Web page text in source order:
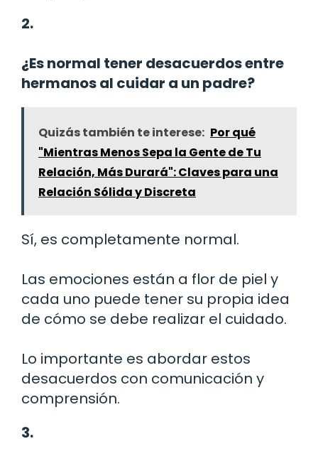
2.
¿Es normal tener desacuerdos entre
hermanos al cuidar a un padre?
Quizás también te interese: Por qué
"Mientras Menos Sepa la Gente de Tu
Relación, Más Durará": Claves para una
Relación Sólida y Discreta
Sí, es completamente normal.
Las emociones están a flor de piel y
cada uno puede tener su propia idea
de cómo se debe realizar el cuidado.
Lo importante es abordar estos
desacuerdos con comunicación y
comprensión.
3.